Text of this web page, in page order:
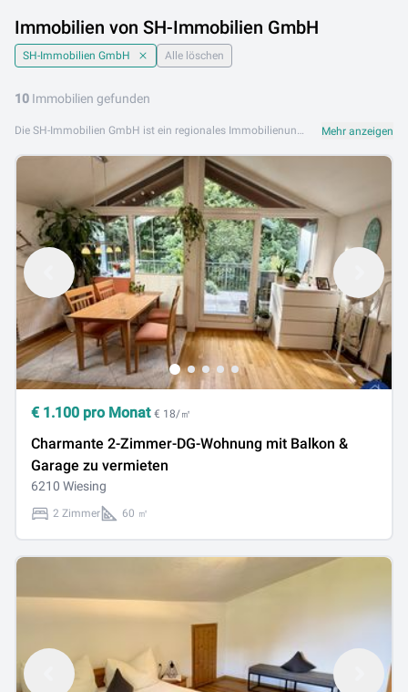
Immobilien von SH-Immobilien GmbH
SH-Immobilien GmbH Alle löschen
10 Immobilien gefunden
Die SH-Immobilien GmbH ist ein regionales Immobilienunternehmen im Tiroler Unterland. Mit persönlichem Einsatz und fundiertem Know-how begleitet SH-Immobilien GmbH Kunden bei Kauf, Verkauf und Vermietung von Wohnimmobilien in Tirol. Das Angebot umfasst Eigentumswohnungen, Einfamilienhäuser, Chalets, Grundstücke und Anlageimmobilien im Tiroler Unterland. SH-Immobilien GmbH steht für regionale Kompetenz, persönliche Beratung und eine verlässliche Abwicklung. SH-Immobilien GmbH ist an folgendem Standort aktiv: 6241 Radfeld. Entdecken Sie jetzt die Immobilienangebote von SH-Immobilien GmbH auf Lib.at und finden Sie Ihr Objekt in Tirol. Mehr anzeigen
€ 1.100 pro Monat € 18/㎡
Charmante 2-Zimmer-DG-Wohnung mit Balkon &
Garage zu vermieten
6210 Wiesing
2 Zimmer 60 ㎡